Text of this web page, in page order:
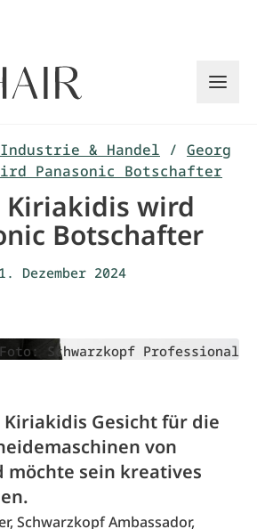
Industrie & Handel / Georg
Panasonic Botschafter
Kiriakidis wird
Botschafter
Dezember 2024
Foto: Schwarzkopf Professional
Kiriakidis Gesicht für die
von
möchte sein kreatives
Schwarzkopf Ambassador,